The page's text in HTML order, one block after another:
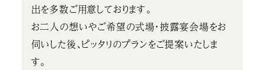
出を多数ご用意しております。
お二人の想いやご希望の式場・披露宴会場をお
伺いした後、ピッタリのプランをご提案いたしま
す。